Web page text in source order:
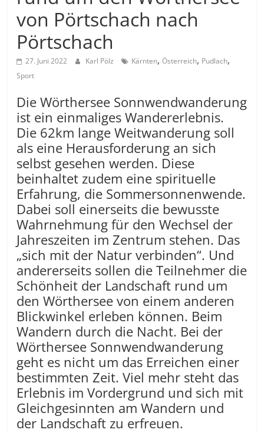
von Pörtschach nach
Pörtschach
27. Juni 2022 Karl Pölz Kärnten,Österreich, Pudlach,
Sport
Die Wörthersee Sonnwendwanderung
ist ein einmaliges Wandererlebnis.
Die 62km lange Weitwanderung soll
als eine Herausforderung an sich
selbst gesehen werden. Diese
beinhaltet zudem eine spirituelle
Erfahrung, die Sommersonnenwende.
Dabei soll einerseits die bewusste
Wahrnehmung für den Wechsel der
Jahreszeiten im Zentrum stehen. Das
„sich mit der Natur verbinden“. Und
andererseits sollen die Teilnehmer die
Schönheit der Landschaft rund um
den Wörthersee von einem anderen
Blickwinkel erleben können. Beim
Wandern durch die Nacht. Bei der
Wörthersee Sonnwendwanderung
geht es nicht um das Erreichen einer
bestimmten Zeit. Viel mehr steht das
Erlebnis im Vordergrund und sich mit
Gleichgesinnten am Wandern und
der Landschaft zu erfreuen.